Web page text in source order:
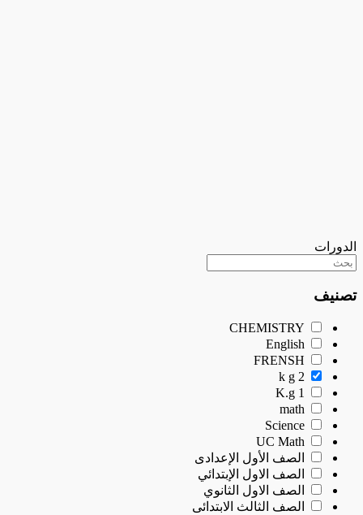
الدورات
تصنيف
الصف الأول الإعدادى
الصف الاول الإبتدائي
الصف الاول الثانوي
الصف الثالث الابتدائى